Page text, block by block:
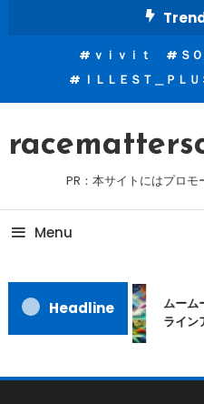
ｖｉｖｉｔ Ｓ
ＩＬＬＥＳＴ＿ＰＬＵ
PR：本サイトにはプロ
Menu
Headline
ムーム
ライン